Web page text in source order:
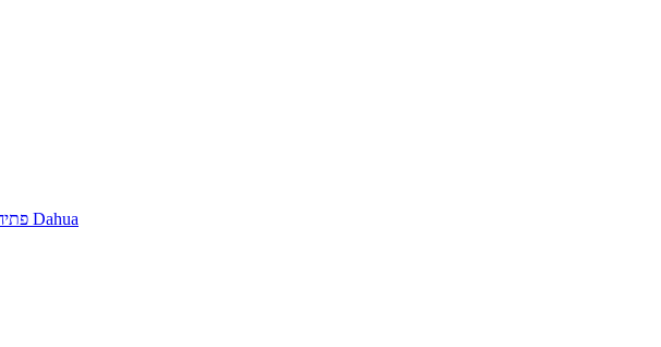
פתיחת קריאת שירות מצלמות אבטחה Dahua